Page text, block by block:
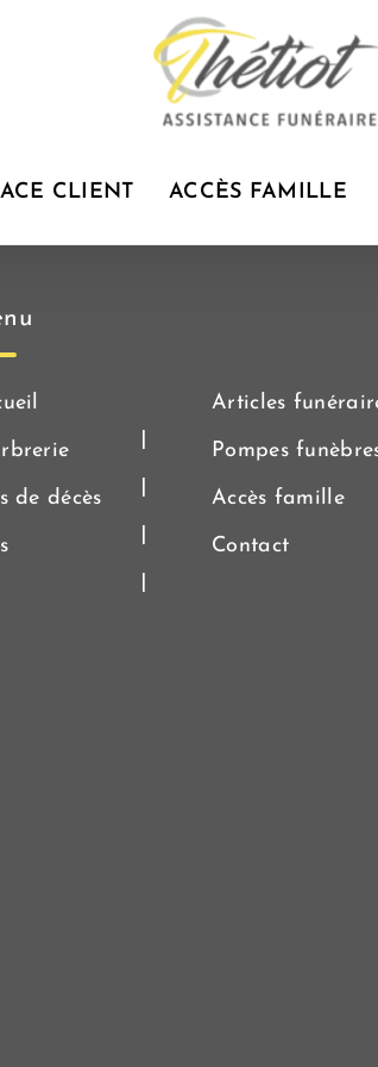
CLIENT ACCÈS FAMILLE
Articles
Pompes
de décès Accès famille
Contact